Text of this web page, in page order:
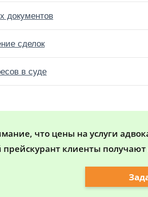
документов
сделок
в суде
что цены на услуги
клиенты